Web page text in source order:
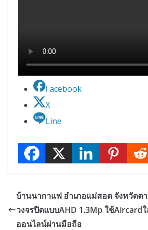
Facebook
X
Line
บ้านนากาแฟ อำเภอแม่สอด จังหวัดต
วงจรปิดแบบAHD 1.3Mp ใช้Aircard
ออนไลน์ผ่านมือถือ